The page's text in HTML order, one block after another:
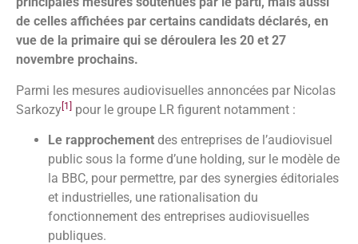
de celles affichées par certains candidats déclarés, en
vue de la primaire qui se déroulera les 20 et 27
novembre prochains.
Parmi les mesures audiovisuelles annoncées par Nicolas
Sarkozy[1] pour le groupe LR figurent notamment :
Le rapprochement des entreprises de l’audiovisuel
public sous la forme d’une holding, sur le modèle de
la BBC, pour permettre, par des synergies éditoriales
et industrielles, une rationalisation du
fonctionnement des entreprises audiovisuelles
publiques.